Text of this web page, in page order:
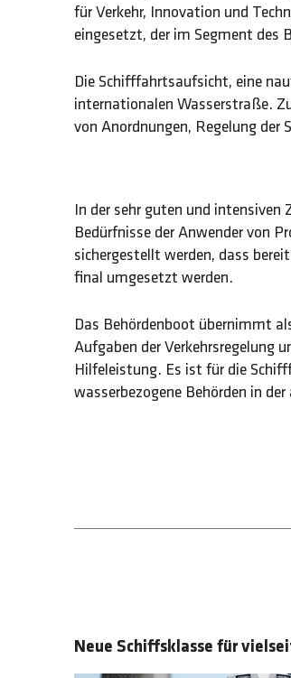
für Verkehr, Innovation und
eingesetzt, der im Segment des
Die Schifffahrtsaufsicht, eine
internationalen Wasserstraße.
von Anordnungen, Regelung
In der sehr guten und
Bedürfnisse der Anwender von
sichergestellt werden, dass
final umgesetzt werden.
Das Behördenboot übernimmt
Aufgaben der Verkehrsregelung
Hilfeleistung. Es ist für die
wasserbezogene Behörden in
Neue Schiffsklasse für